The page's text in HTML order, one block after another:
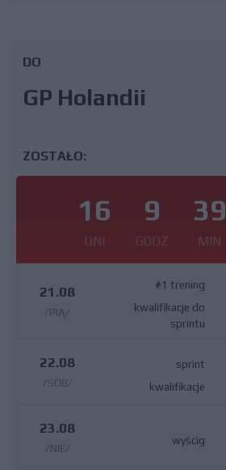
DO
GP Holandii
ZOSTAŁO:
16
DNI
9
GODZ
39
MIN
21.08
/PIĄ/
#1 trening
kwalifikacje do
sprintu
22.08
/SOB/
sprint
kwalifikacje
23.08
/NIE/
wyścig